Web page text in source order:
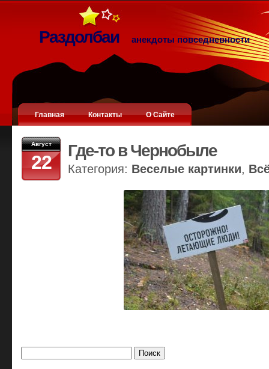
Раздолбаи анекдоты повседневности
Главная Контакты О Сайте
Август
22
Где-то в Чернобыле
Категория: Веселые картинки,